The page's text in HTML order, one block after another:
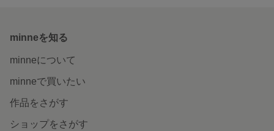
minneを知る
minneについて
minneで買いたい
作品をさがす
ショップをさがす